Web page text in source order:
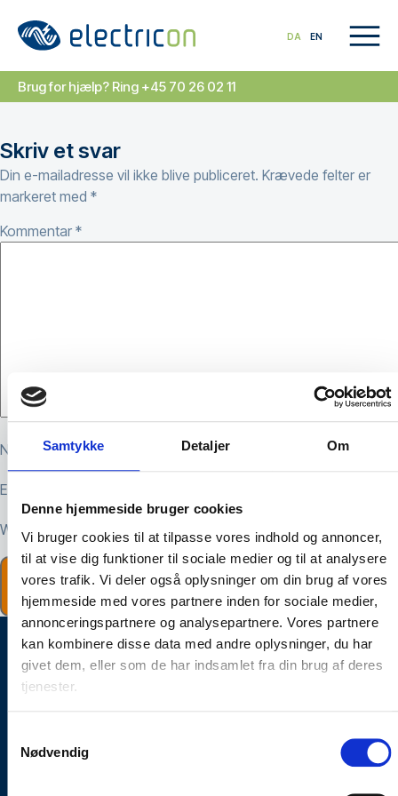
Samtykke Detaljer Om
Denne hjemmeside bruger cookies
Vi bruger cookies til at tilpasse vores indhold og annoncer,
til at vise dig funktioner til sociale medier og til at analysere
vores trafik. Vi deler også oplysninger om din brug af vores
hjemmeside med vores partnere inden for sociale medier,
annonceringspartnere og analysepartnere. Vores partnere
kan kombinere disse data med andre oplysninger, du har
givet dem, eller som de har indsamlet fra din brug af deres
tjenester.
Nødvendig
DA EN
Brug for hjælp? Ring +45 70 26 02 11
Skriv et svar
Din e-mailadresse vil ikke blive publiceret. Krævede felter er
markeret med *
Kommentar *
Navn
E-mail
Websted
Brug for hjælp?
Kontakt os
contact@electricon.dk
Ydelser